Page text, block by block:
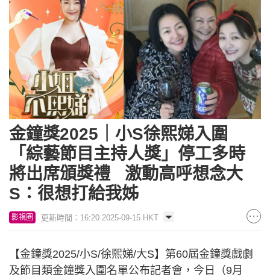
金鐘獎2025｜小S徐熙娣入圍
「綜藝節目主持人獎」停工多時
將出席頒獎禮 激動高呼想念大
S：很想打給我姊
影視圈 更新時間：16:20 2025-09-15 HKT
【金鐘獎2025/小S/徐熙娣/大S】第60屆金鐘獎戲劇
及節目類金鐘獎入圍名單公布記者會，今日（9月